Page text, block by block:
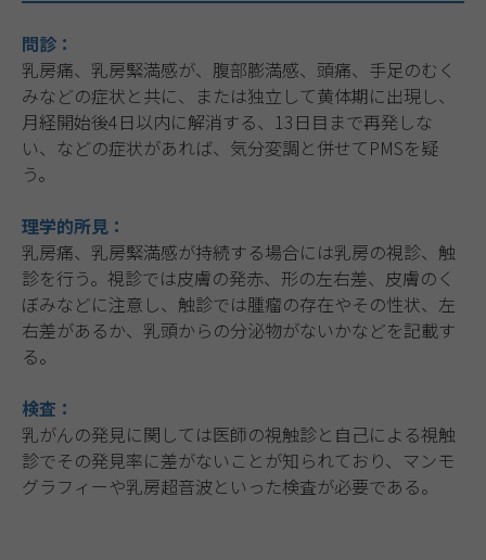
問診：
乳房痛、乳房緊満感が、腹部膨満感、頭痛、手足のむく
みなどの症状と共に、または独立して黄体期に出現し、
月経開始後4日以内に解消する、13日目まで再発しな
い、などの症状があれば、気分変調と併せてPMSを疑
う。
理学的所見：
乳房痛、乳房緊満感が持続する場合には乳房の視診、触
診を行う。視診では皮膚の発赤、形の左右差、皮膚のく
ぼみなどに注意し、触診では腫瘤の存在やその性状、左
右差があるか、乳頭からの分泌物がないかなどを記載す
る。
検査：
乳がんの発見に関しては医師の視触診と自己による視触
診でその発見率に差がないことが知られており、マンモ
グラフィーや乳房超音波といった検査が必要である。